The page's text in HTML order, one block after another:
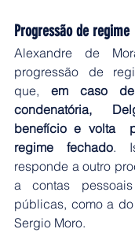
Progressão de regime
Alexandre de
progressão de
que, em caso
condenatória,
benefício e volta
regime fechado.
responde a outro
a contas
públicas, como a
Sergio Moro.